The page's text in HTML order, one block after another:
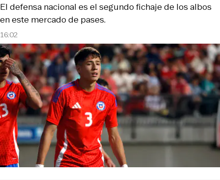
16:02
El defensa nacional es el segundo fichaje de los albos
en este mercado de pases.